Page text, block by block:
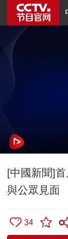
[中國新聞]
與公眾見面
34